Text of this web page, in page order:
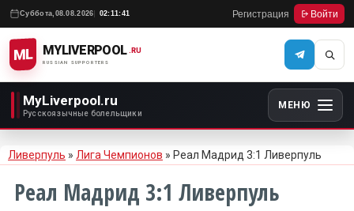
Суббота, 08.08.2026 02:11:41 Регистрация Войти
ML MYLIVERPOOL
RUSSIAN SUPPORTERS
.RU
MyLiverpool.ru
Русскоязычные болельщики
МЕНЮ
Ливерпуль » Лига Чемпионов » Реал Мадрид 3:1 Ливерпуль
Реал Мадрид 3:1 Ливерпуль